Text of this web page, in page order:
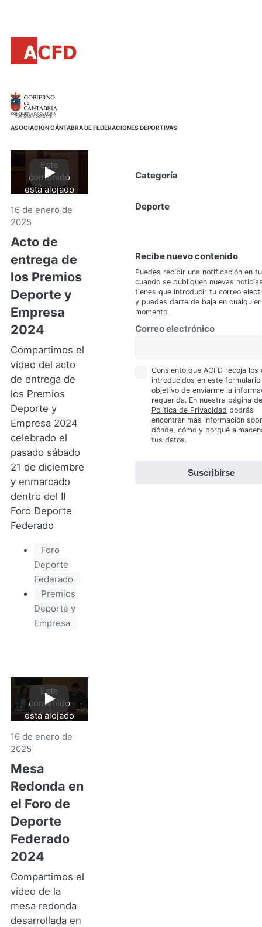
contenido
principal
ASOCIACIÓN CÁNTABRA DE FEDERACIONES DEPORTIVAS
Reproducir
video
Este
contenido
está alojado
Al hacer clic
aceptas sus
términos y
condiciones
YouTube
(Se
16 de enero de
2025
Acto de
entrega de
los Premios
Deporte y
Empresa
2024
Compartimos el
vídeo del acto
de entrega de
los Premios
Deporte y
Empresa 2024
celebrado el
pasado sábado
21 de diciembre
y enmarcado
dentro del II
Foro Deporte
Federado
Foro
Deporte
Federado
Premios
Deporte y
Empresa
Reproducir
video
Este
contenido
está alojado
Al hacer clic
aceptas sus
términos y
condiciones
YouTube
16 de enero de
2025
Mesa
Redonda en
el Foro de
Deporte
Federado
2024
Compartimos el
vídeo de la
mesa redonda
desarrollada en
Categoría
Deporte
Recibe nuevo contenido
Puedes recibir una notificación en
cuando se publiquen nuevas
tienes que introducir tu correo
y puedes darte de baja en cualquier
momento.
Correo electrónico*
Política
Privacidad
Consiento que ACFD recoja los
introducidos en este formulario
objetivo de enviarme la
requerida. En nuestra página de
Política de Privacidad podrás
encontrar más información
dónde, cómo y porqué
tus datos.
Suscribirse